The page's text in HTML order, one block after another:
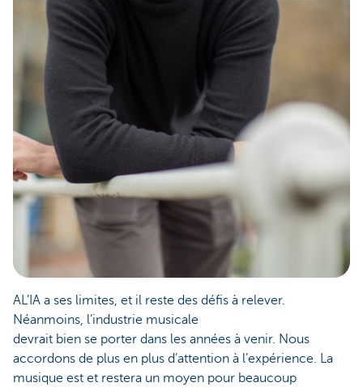
AL’IA a ses limites, et il reste des défis à relever.
Néanmoins, l’industrie musicale
devrait bien se porter dans les années à venir. Nous
accordons de plus en plus d’attention à l’expérience. La
musique est et restera un moyen pour beaucoup